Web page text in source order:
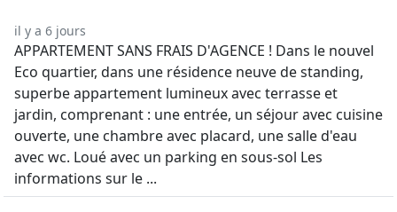
il y a 6 jours
APPARTEMENT SANS FRAIS D'AGENCE ! Dans le nouvel
Eco quartier, dans une résidence neuve de standing,
superbe appartement lumineux avec terrasse et
jardin, comprenant : une entrée, un séjour avec cuisine
ouverte, une chambre avec placard, une salle d'eau
avec wc. Loué avec un parking en sous-sol Les
informations sur le ...